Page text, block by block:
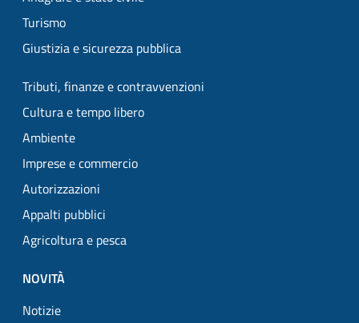
Turismo
Giustizia e sicurezza pubblica
Tributi, finanze e contravvenzioni
Cultura e tempo libero
Ambiente
Imprese e commercio
Autorizzazioni
Appalti pubblici
Agricoltura e pesca
NOVITÀ
Notizie